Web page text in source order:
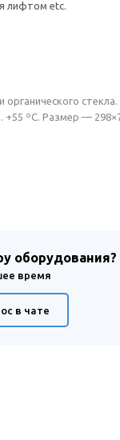
лифтом etc.
ºС. Размер —
оборудования?
время
в чате